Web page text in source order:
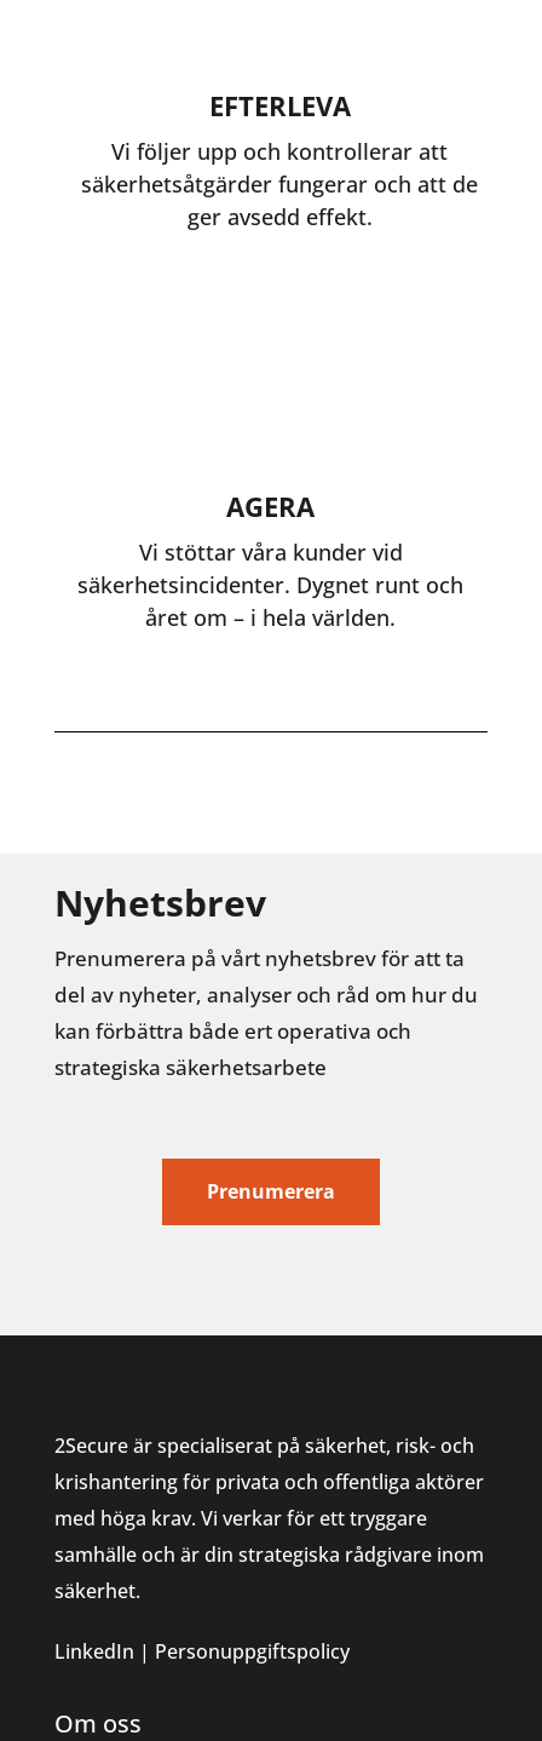
EFTERLEVA
Vi följer upp och kontrollerar att
säkerhetsåtgärder fungerar och att de
ger avsedd effekt.
AGERA
Vi stöttar våra kunder vid
säkerhetsincidenter. Dygnet runt och
året om – i hela världen.
Nyhetsbrev
Prenumerera på vårt nyhetsbrev för att ta
del av nyheter, analyser och råd om hur du
kan förbättra både ert operativa och
strategiska säkerhetsarbete
Prenumerera
2Secure är specialiserat på säkerhet, risk- och
krishantering för privata och offentliga aktörer
med höga krav. Vi verkar för ett tryggare
samhälle och är din strategiska rådgivare inom
säkerhet.
LinkedIn | Personuppgiftspolicy
Om oss